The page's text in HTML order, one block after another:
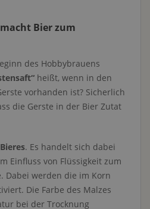
Bier zum
des Hobbybrauens
heißt, wenn in den
vorhanden ist? Sicherlich
die Gerste in der Bier Zutat
. Es handelt sich dabei
Einfluss von Flüssigkeit zum
Dabei werden die im Korn
Die Farbe des Malzes
bei der Trocknung